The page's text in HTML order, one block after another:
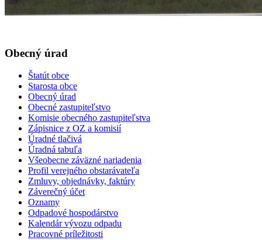
Obecný úrad
Štatút obce
Starosta obce
Obecný úrad
Obecné zastupiteľstvo
Komisie obecného zastupiteľstva
Zápisnice z OZ a komisií
Úradné tlačivá
Úradná tabuľa
Všeobecne záväzné nariadenia
Profil verejného obstarávateľa
Zmluvy, objednávky, faktúry
Záverečný účet
Oznamy
Odpadové hospodárstvo
Kalendár vývozu odpadu
Pracovné príležitosti